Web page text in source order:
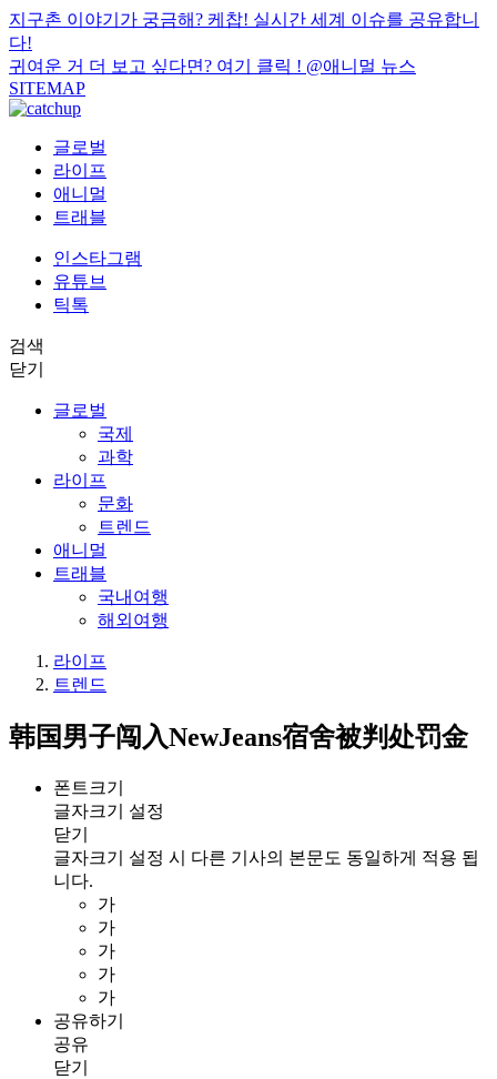
지구촌 이야기가 궁금해? 케찹! 실시간 세계 이슈를 공유합니
다!
귀여운 거 더 보고 싶다면? 여기 클릭 ! @애니멀 뉴스
SITEMAP
글로벌
라이프
애니멀
트래블
인스타그램
유튜브
틱톡
검색
닫기
글로벌
국제
과학
라이프
문화
트렌드
애니멀
트래블
국내여행
해외여행
라이프
트렌드
韩国男子闯入NewJeans宿舍被判处罚金
폰트크기
글자크기 설정
닫기
글자크기 설정 시 다른 기사의 본문도 동일하게 적용 됩
니다.
가
가
가
가
가
공유하기
공유
닫기